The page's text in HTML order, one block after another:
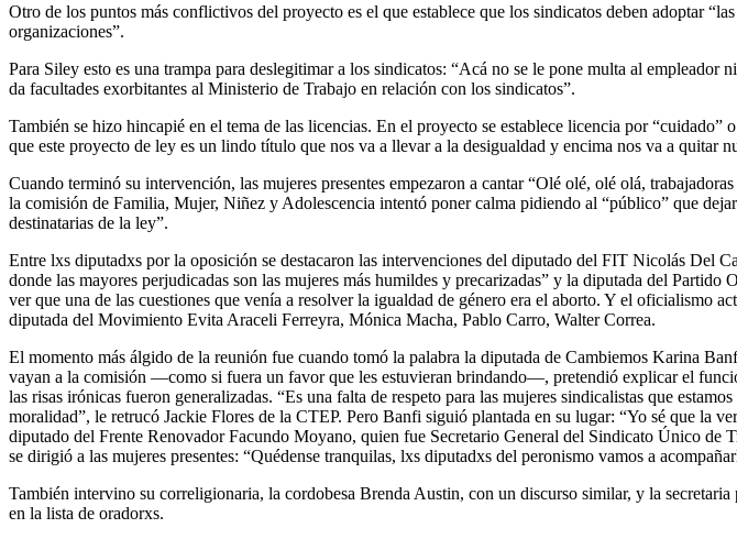
Otro de los puntos más conflictivos del proyecto es el que establece que los sindicatos deben adoptar
organizaciones”.
Para Siley esto es una trampa para deslegitimar a los sindicatos: “Acá no se le pone multa al
da facultades exorbitantes al Ministerio de Trabajo en relación con los sindicatos”.
También se hizo hincapié en el tema de las licencias. En el proyecto se establece licencia por “cuidado”
que este proyecto de ley es un lindo título que nos va a llevar a la desigualdad y encima nos va a quitar
Cuando terminó su intervención, las mujeres presentes empezaron a cantar “Olé olé, olé olá,
la comisión de Familia, Mujer, Niñez y Adolescencia intentó poner calma pidiendo al “público” que
destinatarias de la ley”.
Entre lxs diputadxs por la oposición se destacaron las intervenciones del diputado del FIT Nicolás Del
donde las mayores perjudicadas son las mujeres más humildes y precarizadas” y la diputada del
ver que una de las cuestiones que venía a resolver la igualdad de género era el aborto. Y el oficialismo
diputada del Movimiento Evita Araceli Ferreyra, Mónica Macha, Pablo Carro, Walter Correa.
El momento más álgido de la reunión fue cuando tomó la palabra la diputada de Cambiemos Karina
vayan a la comisión —como si fuera un favor que les estuvieran brindando—, pretendió explicar el
las risas irónicas fueron generalizadas. “Es una falta de respeto para las mujeres sindicalistas que
moralidad”, le retrucó Jackie Flores de la CTEP. Pero Banfi siguió plantada en su lugar: “Yo sé que la
diputado del Frente Renovador Facundo Moyano, quien fue Secretario General del Sindicato Único
se dirigió a las mujeres presentes: “Quédense tranquilas, lxs diputadxs del peronismo vamos a
También intervino su correligionaria, la cordobesa Brenda Austin, con un discurso similar, y la
en la lista de oradorxs.